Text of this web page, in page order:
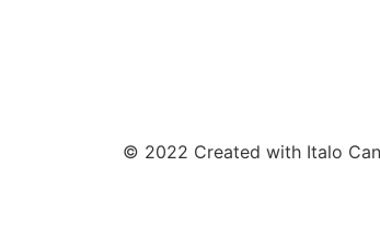
© 2022 Created with Italo